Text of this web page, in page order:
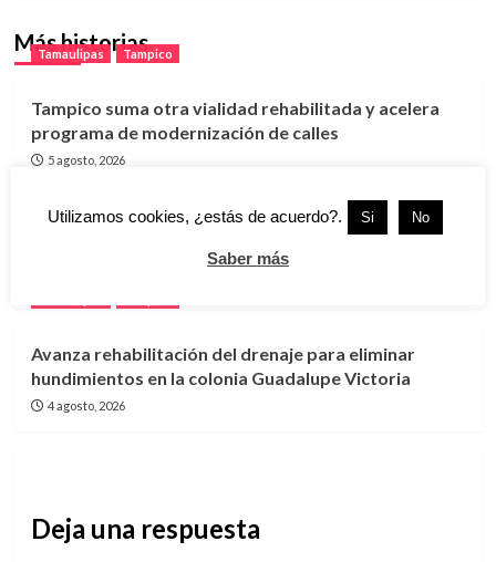
Más historias
Tamaulipas Tampico
Tampico suma otra vialidad rehabilitada y acelera
programa de modernización de calles
5 agosto, 2026
Programa «Mujeres que Cuidan» amplía apoyo y
alcanza a 2 mil beneficiarias en Tampico
Avanza rehabilitación del drenaje para eliminar
hundimientos en la colonia Guadalupe Victoria
4 agosto, 2026
Deja una respuesta
Utilizamos cookies, ¿estás de acuerdo?. Si No
Saber más